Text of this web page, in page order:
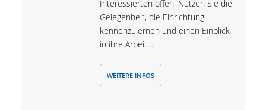
Interessierten offen. Nutzen Sie die
Gelegenheit, die Einrichtung
kennenzulernen und einen Einblick
in ihre Arbeit ...
WEITERE INFOS